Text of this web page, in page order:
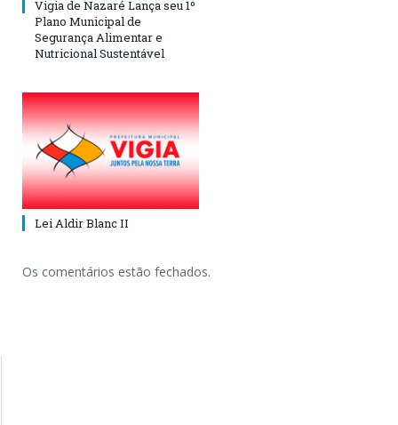
Vigia de Nazaré Lança seu 1º
Plano Municipal de
Segurança Alimentar e
Nutricional Sustentável
Lei Aldir Blanc II
Os comentários estão fechados.